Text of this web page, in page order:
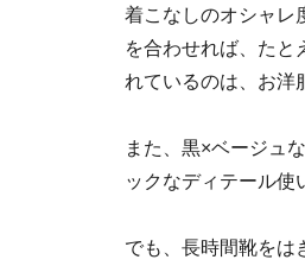
着こなしのオシャレ
を合わせれば、たと
れているのは、お洋
また、黒×ベージュ
ックなディテール使
でも、長時間靴をは